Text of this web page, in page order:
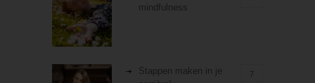
mindfulness
Stappen maken in je
7